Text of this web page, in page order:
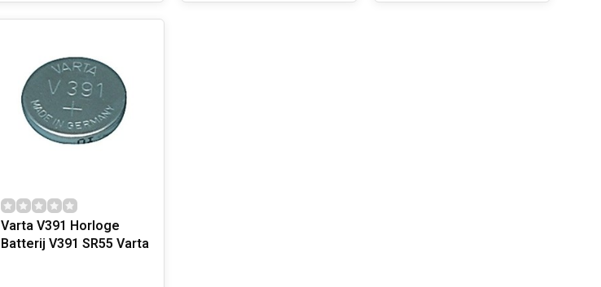
Varta V391 Horloge
Batterij V391 SR55 Varta